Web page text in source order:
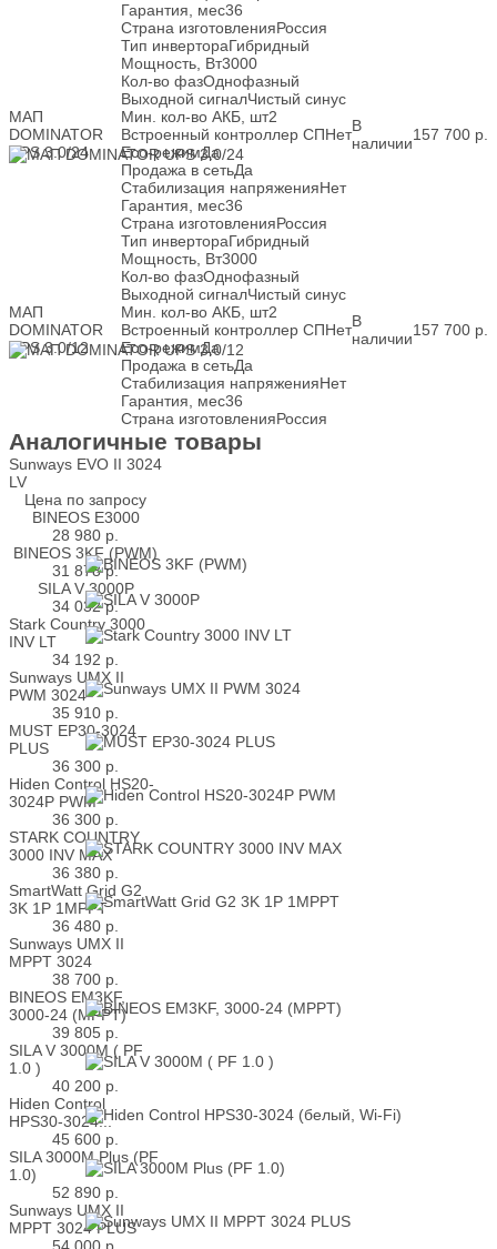
Гарантия, мес36
Страна изготовленияРоссия
МАП
DOMINATOR
UPS 3.0/24
Тип инвертораГибридный
Мощность, Вт3000
Кол-во фазОднофазный
Выходной сигналЧистый синус
Мин. кол-во АКБ, шт2
Встроенный контроллер СПНет
Eco-режимДа
Продажа в сетьДа
Стабилизация напряженияНет
Гарантия, мес36
Страна изготовленияРоссия
В
наличии157 700 р.
МАП
DOMINATOR
UPS 3.0/12
Тип инвертораГибридный
Мощность, Вт3000
Кол-во фазОднофазный
Выходной сигналЧистый синус
Мин. кол-во АКБ, шт2
Встроенный контроллер СПНет
Eco-режимДа
Продажа в сетьДа
Стабилизация напряженияНет
Гарантия, мес36
Страна изготовленияРоссия
В
наличии157 700 р.
Аналогичные товары
Sunways EVO II 3024
LV
Цена по запросу
BINEOS E3000
28 980 р.
BINEOS 3KF (PWM)
31 878р.
SILA V 3000P
34 032р.
Stark Country 3000
INV LT
34 192 р.
Sunways UMX II
PWM 3024
35 910 р.
MUST EP30-3024
PLUS
36 300 р.
Hiden Control HS20-
3024P PWM
36 300 р.
STARK COUNTRY
3000 INV MAX
36 380 р.
SmartWatt Grid G2
3K 1P 1MPPT
36 480 р.
Sunways UMX II
MPPT 3024
38 700 р.
BINEOS EM3KF,
3000-24 (MPPT)
39 805 р.
SILA V 3000M ( PF
1.0 )
40 200 р.
Hiden Control
HPS30-3024...
45 600 р.
SILA 3000M Plus (PF
1.0)
52 890 р.
Sunways UMX II
MPPT 3024 PLUS